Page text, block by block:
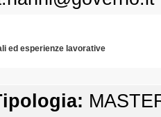
ed esperienze lavorative